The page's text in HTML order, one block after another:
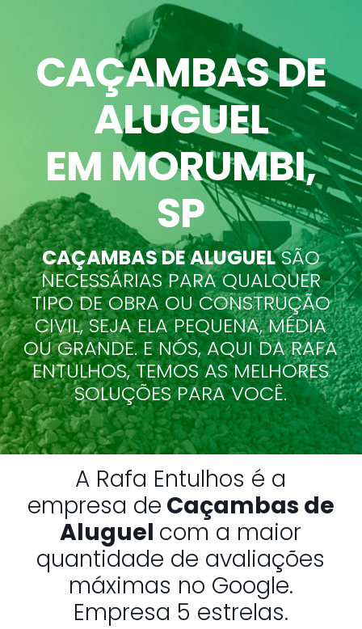
CAÇAMBAS DE
ALUGUEL
EM MORUMBI,
SP
CAÇAMBAS DE ALUGUELSÃO
NECESSÁRIAS PARA QUALQUER
TIPO DE OBRA OU CONSTRUÇÃO
CIVIL, SEJA ELA PEQUENA, MÉDIA
OU GRANDE. E NÓS, AQUI DA RAFA
ENTULHOS, TEMOS AS MELHORES
SOLUÇÕES PARA VOCÊ.
A Rafa Entulhos é a
empresa de Caçambas de
Aluguel com a maior
quantidade de avaliações
máximas no Google.
Empresa 5 estrelas.